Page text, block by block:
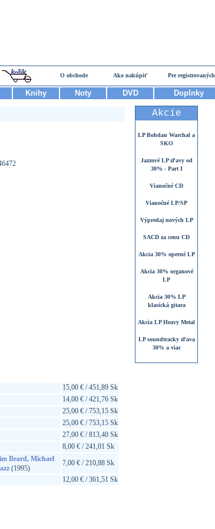
O obchode Ako nakúpiť Pre registrovaných
Knihy Noty DVD Doplnky
15,00 € / 451,89 Sk
14,00 € / 421,76 Sk
25,00 € / 753,15 Sk
25,00 € / 753,15 Sk
27,00 € / 813,40 Sk
8,00 € / 241,01 Sk
Beard, Michael
(1995)
7,00 € / 210,88 Sk
12,00 € / 361,51 Sk
Akcie
LP Bohdan Warchal a
SKO
Jazzové LP zľavy od
30% - Part I
Vianočné CD
Vianočné LP/SP
Výpredaj nových LP
SACD za cenu CD
Akcia 30% operné LP
Akcia 30% organové
LP
Akcia 30% LP
klasická gitara
Akcia LP Heavy Metal
LP soundtracky zľava
30% a viac